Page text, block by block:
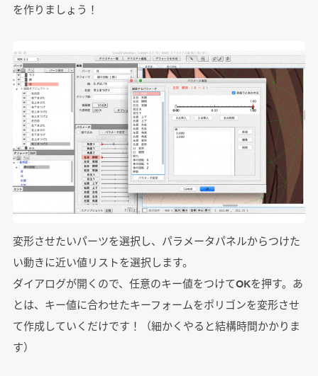
を作りましょう！
変形させたいパーツを選択し、パラメータパネルからつけた
い動きに近い値リストを選択します。
ダイアログが開くので、任意のキー値をつけてOKを押す。あ
とは、キー値に合わせたキーフォームをポリゴンを変形させ
て作成していくだけです！（細かくやると結構時間かかりま
す）